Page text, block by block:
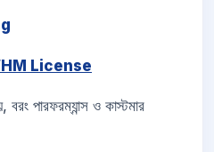
License
পারফরম্যান্স ও কাস্টমার